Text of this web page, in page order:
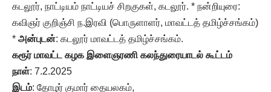
கடலூர், நாட்டியம் நாட்டியச் சிறகுகள், கடலூர். * நன்றியுரை:
கவிஞர் குறிஞ்சி ந.இரவி (பொருளாளர், மாவட்டத் தமிழ்ச்சங்கம்)
* அன்புடன்: கடலூர் மாவட்டத் தமிழ்ச்சங்கம்.
கரூர் மாவட்ட கழக இளைஞரணி கலந்துரையாடல் கூட்டம்
நாள்: 7.2.2025
இடம்: தோழர் குமார் தையலகம்,